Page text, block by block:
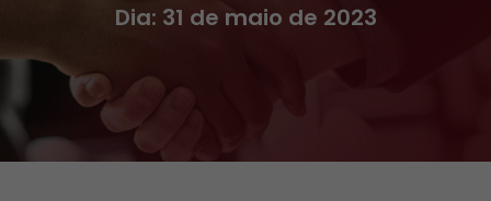
Dia: 31 de maio de 2023